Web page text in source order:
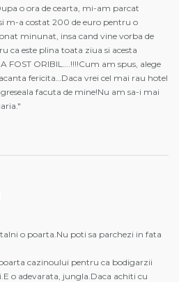
o ora de cearta, mi-am parcat
m-a costat 200 de euro pentru o
minunat, insa cand vine vorba de
ca este plina toata ziua si acesta
FOST ORIBIL….!!!!Cum am spus, alege
fericita…Daca vrei cel mai rau hotel
facuta de mine!Nu am sa-i mai
o poarta.Nu poti sa parchezi in fata
cazinoului pentru ca bodigarzii
o adevarata, jungla.Daca achiti cu